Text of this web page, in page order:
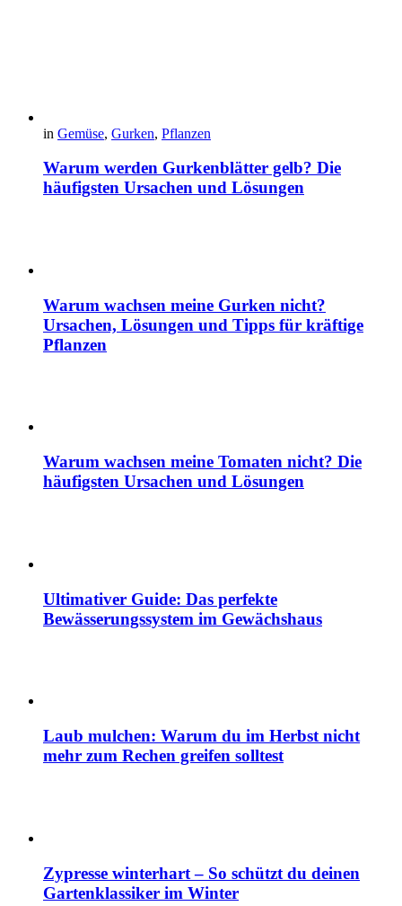
in Gemüse, Gurken, Pflanzen
Warum werden Gurkenblätter gelb? Die
häufigsten Ursachen und Lösungen
Warum wachsen meine Gurken nicht?
Ursachen, Lösungen und Tipps für kräftige
Pflanzen
Warum wachsen meine Tomaten nicht? Die
häufigsten Ursachen und Lösungen
Ultimativer Guide: Das perfekte
Bewässerungssystem im Gewächshaus
Laub mulchen: Warum du im Herbst nicht
mehr zum Rechen greifen solltest
Zypresse winterhart – So schützt du deinen
Gartenklassiker im Winter